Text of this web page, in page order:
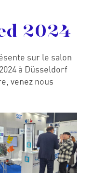
2024
sur le salon
à Düsseldorf
venez nous
Accueil
Expertises
#We are
Carrières
Contact